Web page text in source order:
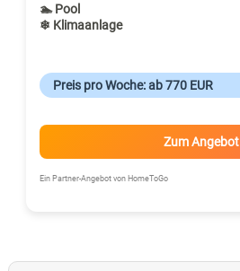
🏊 Pool
❄ Klimaanlage
Preis pro Woche: ab 770 EUR
Zum Angebot
Ein Partner-Angebot von HomeToGo